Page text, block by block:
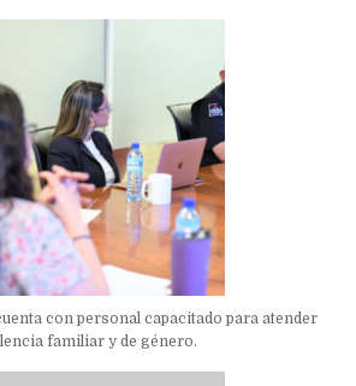
con personal capacitado para atender
familiar y de género.